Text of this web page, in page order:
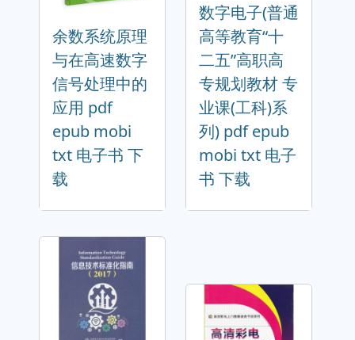
余数系统原理
与在高速数字
信号处理中的
应用 pdf
epub mobi
txt 电子书 下
载
数字电子(普通
高等教育“十
二五”高职高
专规划教材 专
业课(工科)系
列) pdf epub
mobi txt 电子
书 下载